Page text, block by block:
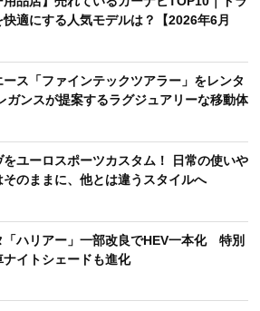
快適にする人気モデルは？【2026年6月
ース「ファインテックツアラー」をレンタ
ガンスが提案するラグジュアリーな移動体
をユーロスポーツカスタム！ 日常の使いや
そのままに、他とは違うスタイルへ
「ハリアー」一部改良でHEV一本化 特別
ナイトシェードも進化